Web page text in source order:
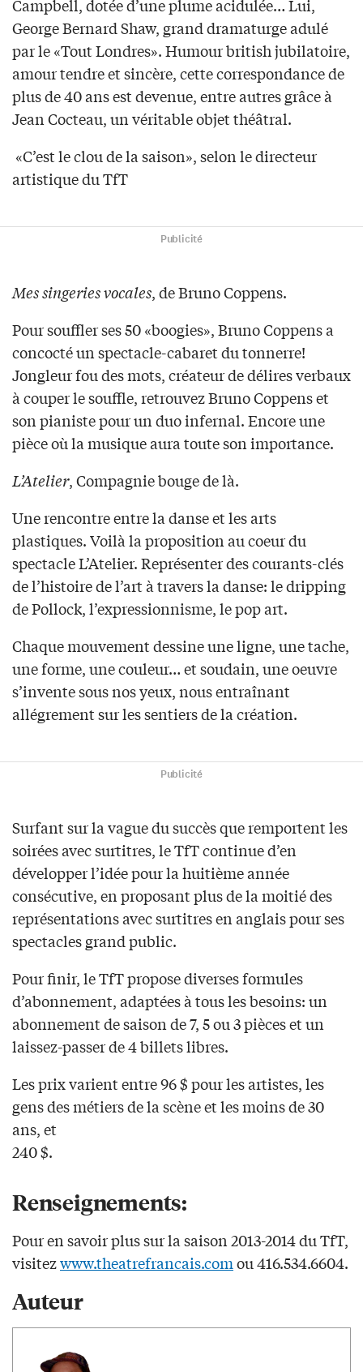
Campbell, dotée d’une plume acidulée… Lui,
George Bernard Shaw, grand dramaturge adulé
par le «Tout Londres». Humour british jubilatoire,
amour tendre et sincère, cette correspondance de
plus de 40 ans est devenue, entre autres grâce à
Jean Cocteau, un véritable objet théâtral.
«C’est le clou de la saison», selon le directeur
artistique du TfT
Publicité
Mes singeries vocales, de Bruno Coppens.
Pour souffler ses 50 «boogies», Bruno Coppens a
concocté un spectacle-cabaret du tonnerre!
Jongleur fou des mots, créateur de délires verbaux
à couper le souffle, retrouvez Bruno Coppens et
son pianiste pour un duo infernal. Encore une
pièce où la musique aura toute son importance.
L’Atelier, Compagnie bouge de là.
Une rencontre entre la danse et les arts
plastiques. Voilà la proposition au coeur du
spectacle L’Atelier. Représenter des courants-clés
de l’histoire de l’art à travers la danse: le dripping
de Pollock, l’expressionnisme, le pop art.
Chaque mouvement dessine une ligne, une tache,
une forme, une couleur… et soudain, une oeuvre
s’invente sous nos yeux, nous entraînant
allégrement sur les sentiers de la création.
Publicité
Surfant sur la vague du succès que remportent les
soirées avec surtitres, le TfT continue d’en
développer l’idée pour la huitième année
consécutive, en proposant plus de la moitié des
représentations avec surtitres en anglais pour ses
spectacles grand public.
Pour finir, le TfT propose diverses formules
d’abonnement, adaptées à tous les besoins: un
abonnement de saison de 7, 5 ou 3 pièces et un
laissez-passer de 4 billets libres.
Les prix varient entre 96 $ pour les artistes, les
gens des métiers de la scène et les moins de 30
ans, et
240 $.
Renseignements:
Pour en savoir plus sur la saison 2013-2014 du TfT,
visitezwww.theatrefrancais.comou 416.534.6604.
Auteur